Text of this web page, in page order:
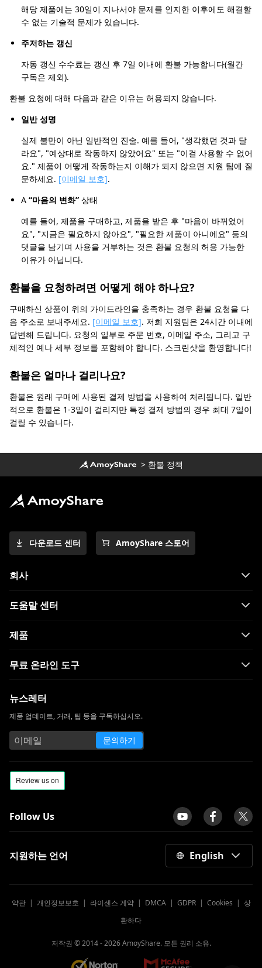
해당 제품에는 30일이 지나서야 문제를 인지한 이후에도 해결할
수 없는 기술적 문제가 있습니다.
주저하는 갱신
자동 갱신 수수료는 갱신 후 7일 이내에 환불 가능합니다(월간
구독은 제외).
환불 요청에 대해 다음과 같은 이유는 허용되지 않습니다.
일반 성명
실제 불만이 아닌 일반적인 진술. 예를 들어, "생각했던 것과 달
라요", "예상대로 작동하지 않았어요" 또는 "이걸 사용할 수 없어
요." 제품이 어떻게 작동하는지 이해가 되지 않으면 지원 팀에 질
문하세요. [이메일 보호].
A “마음의 변화” 상태
예를 들어, 제품을 구매하고, 제품을 받은 후 "마음이 바뀌었어
요", "지금은 필요하지 않아요", "필요한 제품이 아니에요" 등의
댓글을 남기며 사용을 거부하는 것은 환불 요청의 허용 가능한
이유가 아닙니다.
환불을 요청하려면 어떻게 해야 하나요?
구매하신 상품이 위의 가이드라인을 충족하는 경우 환불 요청을 다
음 주소로 보내주세요. [이메일 보호]. 저희 지원팀은 24시간 이내에
답변해 드립니다. 요청의 일부로 주문 번호, 이메일 주소, 그리고 구
체적인 예나 세부 정보를 포함해야 합니다. 스크린샷을 환영합니다!
환불은 얼마나 걸리나요?
환불은 원래 구매에 사용된 결제 방법을 사용하여 처리됩니다. 일반
적으로 환불은 1-3일이 걸리지만 특정 결제 방법의 경우 최대 7일이
걸릴 수 있습니다.
> 환불 정책
다운로드 센터 AmoyShare 스토어
회사
도움말 센터
제품
무료 온라인 도구
뉴스레터
제품 업데이트, 거래, 팁 등을 구독하십시오.
문의하기
Follow Us
지원하는 언어 English
약관| 개인정보보호 | 라이센스 계약| DMCA| GDPR| Cookies | 상
환하다
저작권 © 2014 -2026AmoyShare. 모든 권리 소유.